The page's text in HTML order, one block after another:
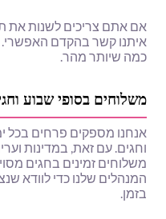
אם אתם צריכים לשנות את
איתנו קשר בהקדם
כמה שיותר מהר.
משלוחים בסופי שבוע
אנחנו מספקים פרחים בכל
וחגים. עם זאת, במדינות
משלוחים זמינים בחגים
המנהלים שלנו כדי לוודא
בזמן.